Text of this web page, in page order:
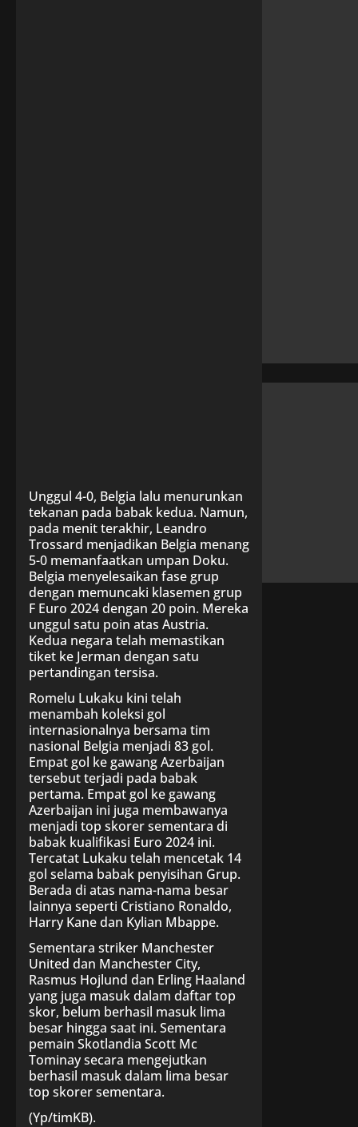
Unggul 4-0, Belgia lalu menurunkan
tekanan pada babak kedua. Namun,
pada menit terakhir, Leandro
Trossard menjadikan Belgia menang
5-0 memanfaatkan umpan Doku.
Belgia menyelesaikan fase grup
dengan memuncaki klasemen grup
F Euro 2024 dengan 20 poin. Mereka
unggul satu poin atas Austria.
Kedua negara telah memastikan
tiket ke Jerman dengan satu
pertandingan tersisa.
Romelu Lukaku kini telah
menambah koleksi gol
internasionalnya bersama tim
nasional Belgia menjadi 83 gol.
Empat gol ke gawang Azerbaijan
tersebut terjadi pada babak
pertama. Empat gol ke gawang
Azerbaijan ini juga membawanya
menjadi top skorer sementara di
babak kualifikasi Euro 2024 ini.
Tercatat Lukaku telah mencetak 14
gol selama babak penyisihan Grup.
Berada di atas nama-nama besar
lainnya seperti Cristiano Ronaldo,
Harry Kane dan Kylian Mbappe.
Sementara striker Manchester
United dan Manchester City,
Rasmus Hojlund dan Erling Haaland
yang juga masuk dalam daftar top
skor, belum berhasil masuk lima
besar hingga saat ini. Sementara
pemain Skotlandia Scott Mc
Tominay secara mengejutkan
berhasil masuk dalam lima besar
top skorer sementara.
(Yp/timKB).